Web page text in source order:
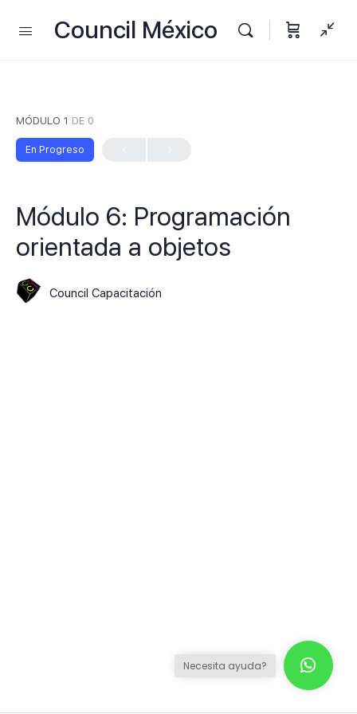
Council México
MÓDULO 1 DE 0
En Progreso
Módulo 6: Programación
orientada a objetos
Council Capacitación
Necesita ayuda?